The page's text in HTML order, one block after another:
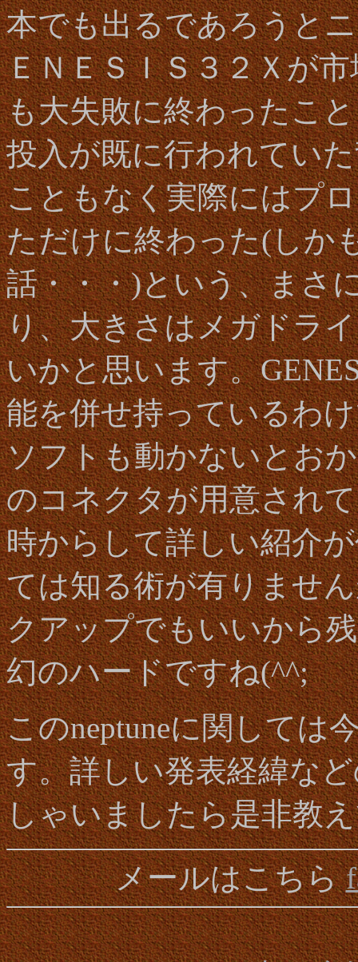
本でも出るであろうと
ＥＮＥＳＩＳ３２Ｘが
も大失敗に終わったこ
投入が既に行われてい
こともなく実際にはプ
ただけに終わった(しか
話・・・)という、まさ
り、大きさはメガドラ
いかと思います。
能を併せ持っているわ
ソフトも動かないとお
のコネクタが用意され
時からして詳しい紹介
ては知る術が有りませ
クアップでもいいから
幻のハードですね(^^;
このneptuneに関しては
す。詳しい発表経緯な
しゃいましたら是非教
メールはこちら